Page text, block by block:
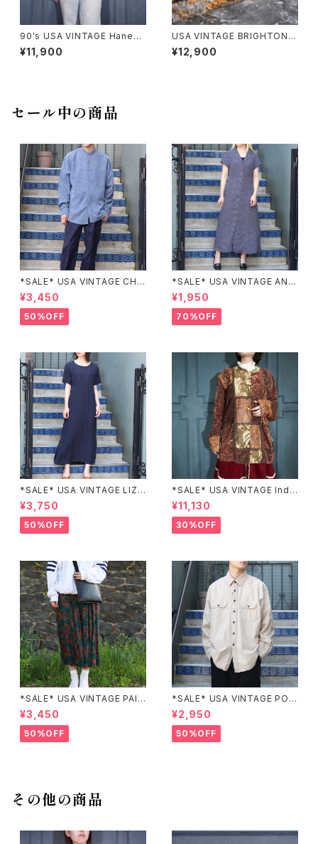
90's USA VINTAGE Hanes
CATS PRINT DESIGN T SHI
RT/90年代アメリカ古着にゃん
¥11,900
USA VINTAGE BRIGHTON E
LEPHANT BUCKLE DESIGN
LEATHER BELT/アメリカ古着
¥12,900
セール中の商品
*SALE* USA VINTAGE CHE
CK PATTERNED BAND COL
LAR SHIRT/アメリカ古着チェッ
ク柄バンドカラーシャツ
¥3,450
50%OFF
*SALE* USA VINTAGE ANN
EX HALF SLEEVE FLOWER
PATTERNED ONE PIECE/ア
メリカ古着半袖花柄ワンピース
¥1,950
70%OFF
*SALE* USA VINTAGE LIZ c
laiborne EMBROIDERY DES
IGN NAVY ONE PIECE/アメリ
カ古着刺繍デザインネイビーワ
ンピース
¥3,750
50%OFF
*SALE* USA VINTAGE Indi
go moon PATCHWORK EM
BROIDERY DESIGN JACKE
T/アメリカ古着パッチワーク刺
繍ジャケット
¥11,130
30%OFF
*SALE* USA VINTAGE PAIS
LEY PATTERNED DESIGN S
KIRT/アメリカ古着ペイズリー
柄デザインスカート
¥3,450
50%OFF
*SALE* USA VINTAGE POC
KET DESIGN SHIRT/アメリカ
古着ポケットデザインシャツ
¥2,950
50%OFF
その他の商品